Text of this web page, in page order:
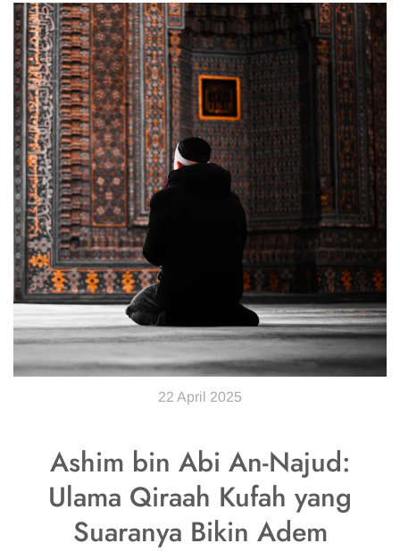
22 April 2025
Ashim bin Abi An-Najud:
Ulama Qiraah Kufah yang
Suaranya Bikin Adem